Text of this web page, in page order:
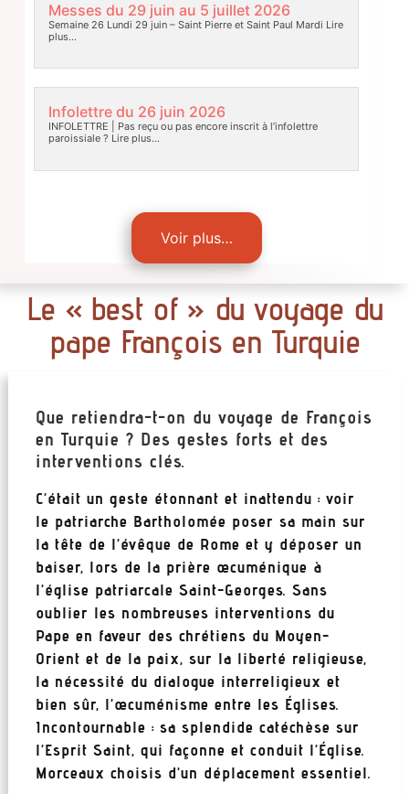
Messes du 29 juin au 5 juillet 2026
Semaine 26 Lundi 29 juin – Saint Pierre et Saint Paul Mardi Lire
plus…
Infolettre du 26 juin 2026
INFOLETTRE | Pas reçu ou pas encore inscrit à l’infolettre
paroissiale ? Lire plus…
Voir plus…
Le « best of » du voyage du
pape François en Turquie
Que retiendra-t-on du voyage de François
en Turquie ? Des gestes forts et des
interventions clés.
C’était un geste étonnant et inattendu : voir
le patriarche Bartholomée poser sa main sur
la tête de l’évêque de Rome et y déposer un
baiser, lors de la prière œcuménique à
l’église patriarcale Saint-Georges. Sans
oublier les nombreuses interventions du
Pape en faveur des chrétiens du Moyen-
Orient et de la paix, sur la liberté religieuse,
la nécessité du dialogue interreligieux et
bien sûr, l’œcuménisme entre les Églises.
Incontournable : sa splendide catéchèse sur
l’Esprit Saint, qui façonne et conduit l’Église.
Morceaux choisis d’un déplacement essentiel.